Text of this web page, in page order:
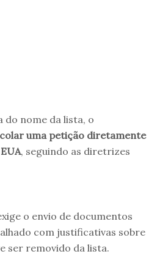
nome da lista, o
uma petição diretamente
, seguindo as diretrizes
o envio de documentos
com justificativas sobre
ser removido da lista.